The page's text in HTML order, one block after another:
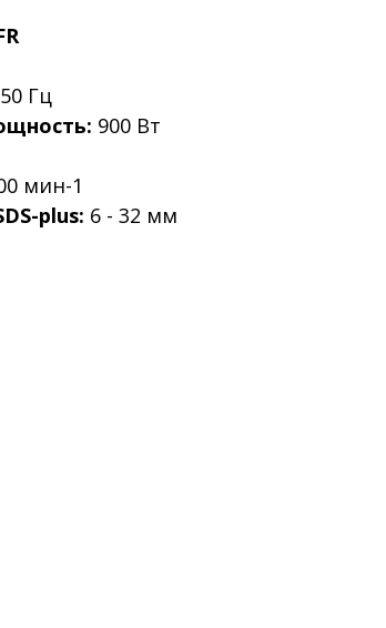
Гц
900 Вт
мин-1
plus: 6 - 32 мм